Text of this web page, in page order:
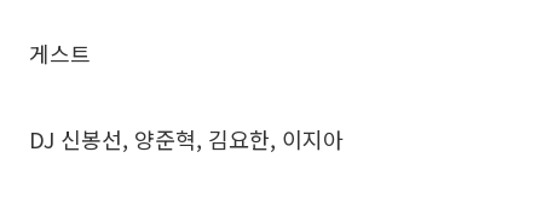
게스트
DJ 신봉선, 양준혁, 김요한, 이지아